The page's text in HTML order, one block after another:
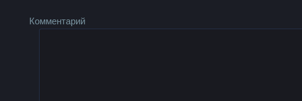
Комментарий